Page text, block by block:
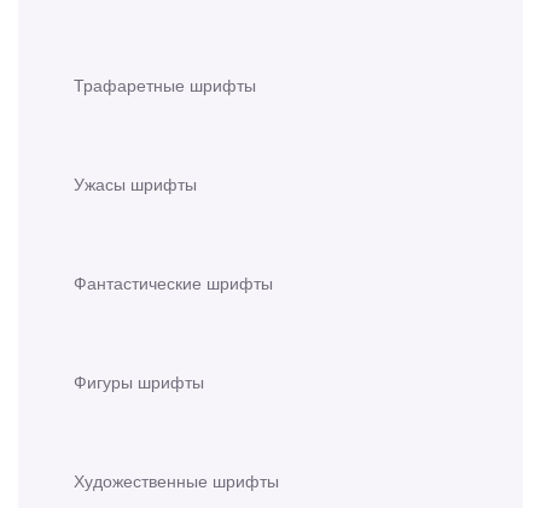
Трафаретные шрифты
Ужасы шрифты
Фантастические шрифты
Фигуры шрифты
Художественные шрифты